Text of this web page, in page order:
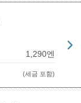
1,290엔
(세금 포함)